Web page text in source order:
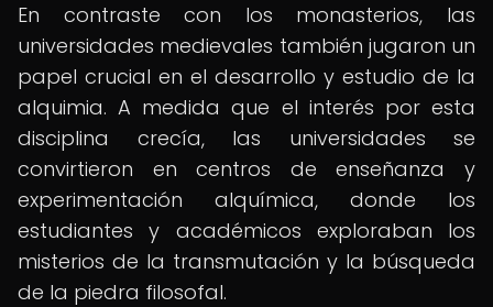
En contraste con los monasterios, las
universidades medievales también jugaron un
papel crucial en el desarrollo y estudio de la
alquimia. A medida que el interés por esta
disciplina crecía, las universidades se
convirtieron en centros de enseñanza y
experimentación alquímica, donde los
estudiantes y académicos exploraban los
misterios de la transmutación y la búsqueda
de la piedra filosofal.